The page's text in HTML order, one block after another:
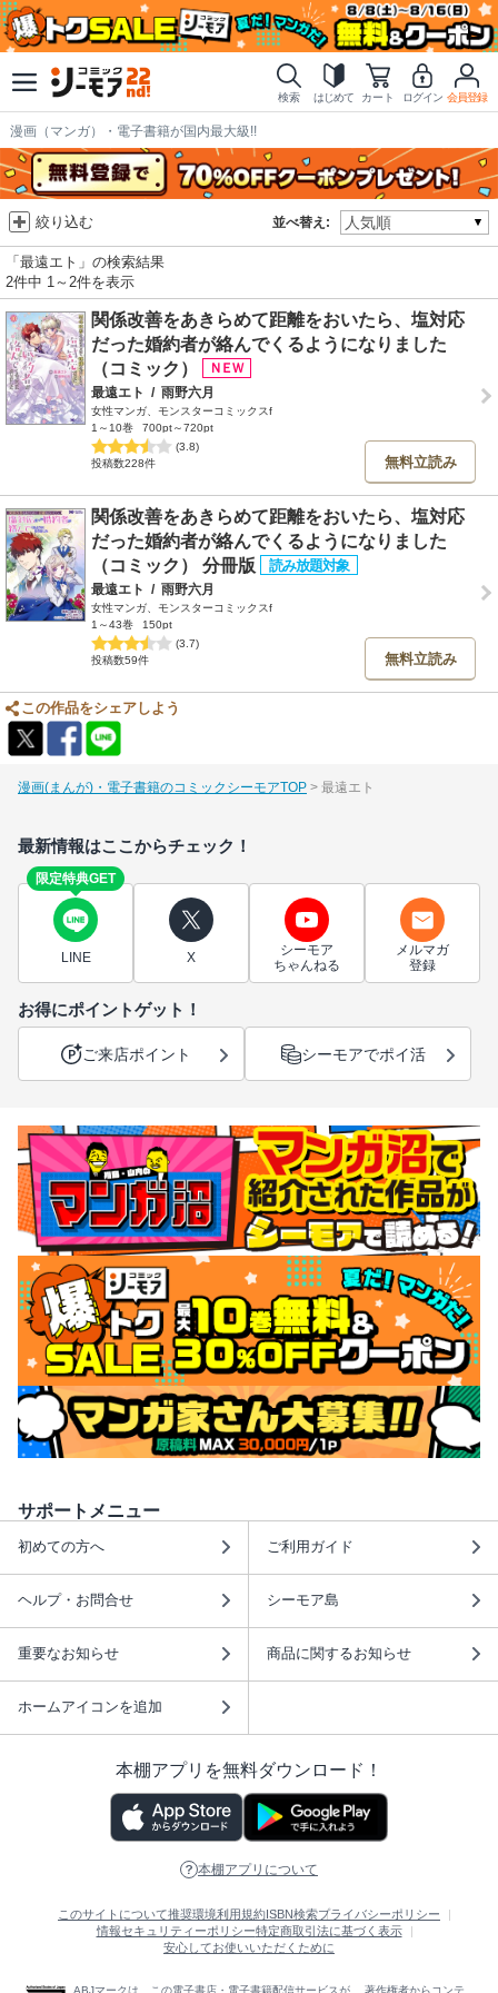
検索 はじめて カート ログイン 会員登録
漫画（マンガ）・電子書籍が国内最大級!!
並べ替え:
絞り込む
「最遠エト」の検索結果
2件中 1～2件を表示
関係改善をあきらめて距離をおいたら、塩対応
だった婚約者が絡んでくるようになりました
（コミック）
最遠エト / 雨野六月
女性マンガ、モンスターコミックスf
1～10巻
700pt～720pt
(3.8)
投稿数228件
無料立読み
関係改善をあきらめて距離をおいたら、塩対応
だった婚約者が絡んでくるようになりました
（コミック） 分冊版
最遠エト / 雨野六月
女性マンガ、モンスターコミックスf
1～43巻
150pt
(3.7)
投稿数59件
無料立読み
この作品をシェアしよう
漫画(まんが)・電子書籍のコミックシーモアTOP 最遠エト
最新情報はここからチェック！
限定特典GET
LINE X
シーモア
ちゃんねる
メルマガ
登録
お得にポイントゲット！
ご来店ポイント シーモアでポイ活
サポートメニュー
初めての方へ ご利用ガイド
ヘルプ・お問合せ シーモア島
重要なお知らせ 商品に関するお知らせ
ホームアイコンを追加
本棚アプリを無料ダウンロード！
本棚アプリについて
このサイトについて推奨環境利用規約 ISBN検索プライバシーポリシー
情報セキュリティーポリシー特定商取引法に基づく表示
安心してお使いいただくために